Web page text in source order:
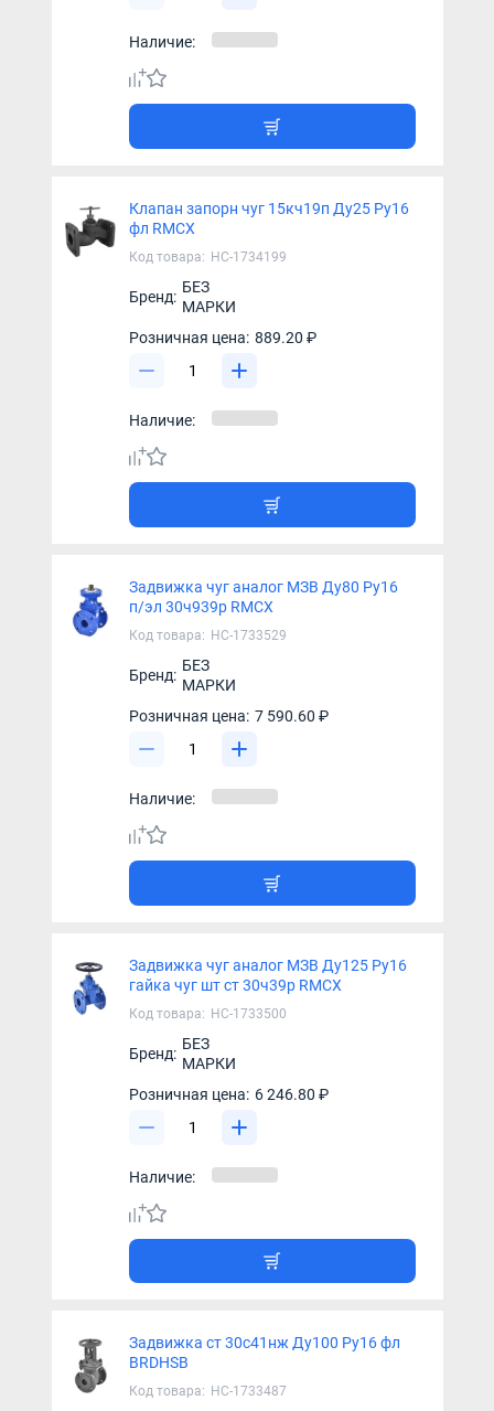
Наличие:
Клапан запорн чуг 15кч19п Ду25 Ру16
фл RMCX
Код товара: НС-1734199
Бренд:
БЕЗ
МАРКИ
Розничная цена: 889.20 ₽
Наличие:
Задвижка чуг аналог МЗВ Ду80 Ру16
п/эл 30ч939р RMCX
Код товара: НС-1733529
Бренд:
БЕЗ
МАРКИ
Розничная цена: 7 590.60 ₽
Наличие:
Задвижка чуг аналог МЗВ Ду125 Ру16
гайка чуг шт ст 30ч39р RMCX
Код товара: НС-1733500
Бренд:
БЕЗ
МАРКИ
Розничная цена: 6 246.80 ₽
Наличие:
Задвижка ст 30с41нж Ду100 Ру16 фл
BRDHSB
Код товара: НС-1733487